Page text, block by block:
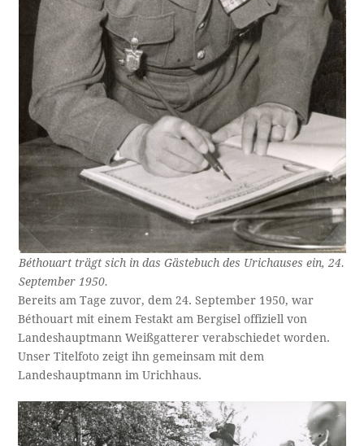
Béthouart trägt sich in das Gästebuch des Urichauses ein, 24.
September 1950.
Bereits am Tage zuvor, dem 24. September 1950, war
Béthouart mit einem Festakt am Bergisel offiziell von
Landeshauptmann Weißgatterer verabschiedet worden.
Unser Titelfoto zeigt ihn gemeinsam mit dem
Landeshauptmann im Urichhaus.